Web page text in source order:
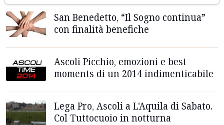
San Benedetto, “Il Sogno continua”
con finalità benefiche
Ascoli Picchio, emozioni e best
moments di un 2014 indimenticabile
Lega Pro, Ascoli a L'Aquila di Sabato.
Col Tuttocuoio in notturna